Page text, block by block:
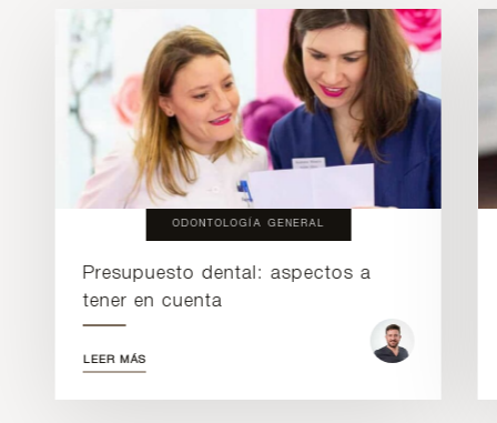
ODONTOLOGÍA GENERAL
Presupuesto dental: aspectos a
tener en cuenta
LEER MÁS